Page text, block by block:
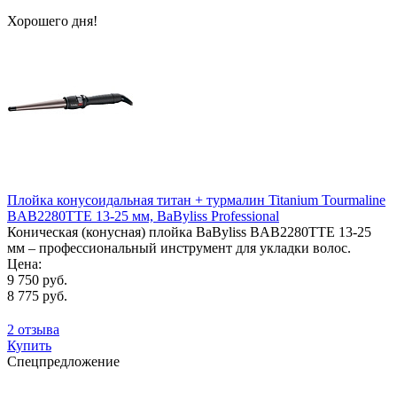
Хорошего дня!
Плойка конусоидальная титан + турмалин Titanium Tourmaline
BAB2280TTE 13-25 мм, BaByliss Professional
Коническая (конусная) плойка BaByliss BAB2280TTE 13-25
мм – профессиональный инструмент для укладки волос.
Цена:
9 750 руб.
8 775 руб.
2 отзыва
Купить
Спецпредложение